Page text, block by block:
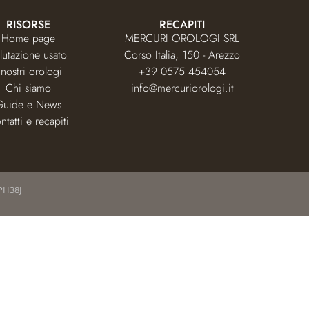
RISORSE
Home page
usato
orologi
Chi siamo
e News
e recapiti
RECAPITI
MERCURI OROLOGI SRL
Corso Italia, 150 - Arezzo
+39 0575 454054
info@mercuriorologi.it